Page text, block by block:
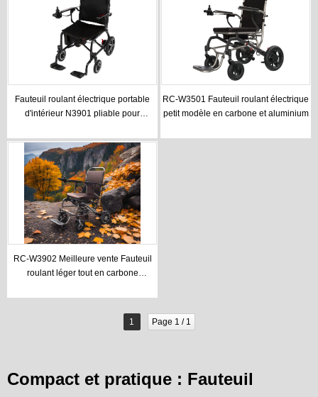
Fauteuil roulant électrique portable
d'intérieur N3901 pliable pour
RC-W3501 Fauteuil roulant électrique
petit modèle en carbone et aluminium
RC-W3902 Meilleure vente Fauteuil
roulant léger tout en carbone
1 Page 1 / 1
Compact et pratique : Fauteuil